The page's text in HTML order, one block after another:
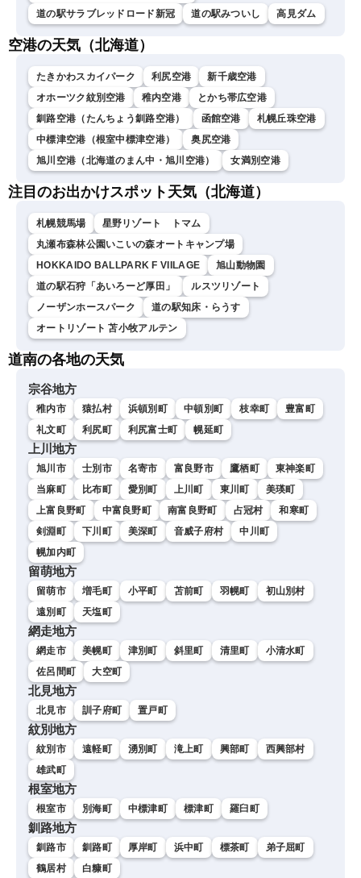
道の駅サラブレッドロード新冠
道の駅みついし 高見ダム
空港の天気（北海道）
たきかわスカイパーク 利尻空港
新千歳空港
オホーツク紋別空港
稚内空港
とかち帯広空港
釧路空港（たんちょう釧路空港）
函館空港
札幌丘珠空港
中標津空港（根室中標津空港）
奥尻空港
旭川空港（北海道のまん中・旭川空港）
女満別空港
注目のお出かけスポット天気（北海道）
札幌競馬場
星野リゾート トマム
丸瀬布森林公園いこいの森オートキャンプ場
HOKKAIDO BALLPARK F VIILAGE
旭山動物園
道の駅石狩「あいろーど厚田」
ルスツリゾート
ノーザンホースパーク
道の駅知床・らうす
オートリゾート 苫小牧アルテン
道南の各地の天気
宗谷地方
稚内市 猿払村 浜頓別町 中頓別町 枝幸町
豊富町
礼文町
利尻町 利尻富士町 幌延町
上川地方
旭川市 士別市 名寄市 富良野市 鷹栖町
東神楽町
当麻町
比布町 愛別町 上川町 東川町
美瑛町
上富良野町
中富良野町 南富良野町 占冠村
和寒町
剣淵町
下川町 美深町 音威子府村
中川町
幌加内町
留萌地方
留萌市 増毛町 小平町 苫前町 羽幌町
初山別村
遠別町
天塩町
網走地方
網走市 美幌町 津別町 斜里町 清里町
小清水町
佐呂間町
大空町
北見地方
北見市 訓子府町 置戸町
紋別地方
紋別市 遠軽町 湧別町 滝上町 興部町
西興部村
雄武町
根室地方
根室市 別海町 中標津町 標津町 羅臼町
釧路地方
釧路市 釧路町 厚岸町 浜中町 標茶町
弟子屈町
鶴居村
白糠町